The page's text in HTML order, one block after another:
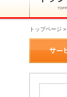
トップページ >